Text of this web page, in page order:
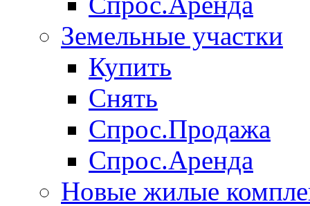
Земельные участки
Купить
Снять
Спрос.Продажа
Спрос.Аренда
Новые жилые